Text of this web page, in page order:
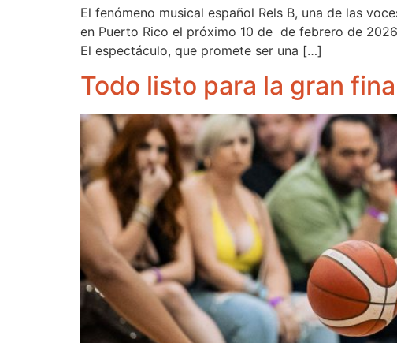
El fenómeno musical español Rels B, una de las
en Puerto Rico el próximo 10 de de febrero de
El espectáculo, que promete ser una […]
Todo listo para la gran